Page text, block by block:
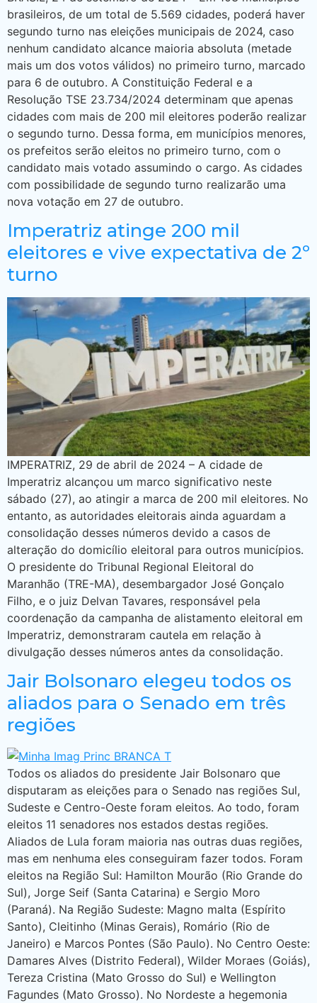
brasileiros, de um total de 5.569 cidades, poderá haver
segundo turno nas eleições municipais de 2024, caso
nenhum candidato alcance maioria absoluta (metade
mais um dos votos válidos) no primeiro turno, marcado
para 6 de outubro. A Constituição Federal e a
Resolução TSE 23.734/2024 determinam que apenas
cidades com mais de 200 mil eleitores poderão realizar
o segundo turno. Dessa forma, em municípios menores,
os prefeitos serão eleitos no primeiro turno, com o
candidato mais votado assumindo o cargo. As cidades
com possibilidade de segundo turno realizarão uma
nova votação em 27 de outubro.
Imperatriz atinge 200 mil
eleitores e vive expectativa de 2º
turno
IMPERATRIZ, 29 de abril de 2024 – A cidade de
Imperatriz alcançou um marco significativo neste
sábado (27), ao atingir a marca de 200 mil eleitores. No
entanto, as autoridades eleitorais ainda aguardam a
consolidação desses números devido a casos de
alteração do domicílio eleitoral para outros municípios.
O presidente do Tribunal Regional Eleitoral do
Maranhão (TRE-MA), desembargador José Gonçalo
Filho, e o juiz Delvan Tavares, responsável pela
coordenação da campanha de alistamento eleitoral em
Imperatriz, demonstraram cautela em relação à
divulgação desses números antes da consolidação.
Jair Bolsonaro elegeu todos os
aliados para o Senado em três
regiões
Todos os aliados do presidente Jair Bolsonaro que
disputaram as eleições para o Senado nas regiões Sul,
Sudeste e Centro-Oeste foram eleitos. Ao todo, foram
eleitos 11 senadores nos estados destas regiões.
Aliados de Lula foram maioria nas outras duas regiões,
mas em nenhuma eles conseguiram fazer todos. Foram
eleitos na Região Sul: Hamilton Mourão (Rio Grande do
Sul), Jorge Seif (Santa Catarina) e Sergio Moro
(Paraná). Na Região Sudeste: Magno malta (Espírito
Santo), Cleitinho (Minas Gerais), Romário (Rio de
Janeiro) e Marcos Pontes (São Paulo). No Centro Oeste:
Damares Alves (Distrito Federal), Wilder Moraes (Goiás),
Tereza Cristina (Mato Grosso do Sul) e Wellington
Fagundes (Mato Grosso). No Nordeste a hegemonia